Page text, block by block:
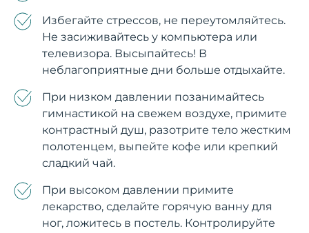
Избегайте стрессов, не переутомляйтесь.
Не засиживайтесь у компьютера или
телевизора. Высыпайтесь! В
неблагоприятные дни больше отдыхайте.
При низком давлении позанимайтесь
гимнастикой на свежем воздухе, примите
контрастный душ, разотрите тело жестким
полотенцем, выпейте кофе или крепкий
сладкий чай.
При высоком давлении примите
лекарство, сделайте горячую ванну для
ног, ложитесь в постель. Контролируйте